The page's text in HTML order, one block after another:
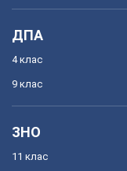
ДПА
4 клас
9 клас
ЗНО
11 клас